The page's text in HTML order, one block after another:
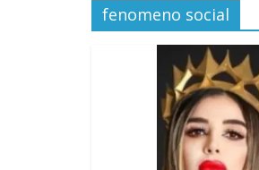
digital
del
Grancolombiano
fenomeno social